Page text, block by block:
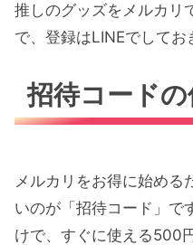
推しのグッズをメルカリ
で、登録はLINEでしてお
招待コード
メルカリをお得に始める
いのが「招待コード」で
けで、すぐに使える500